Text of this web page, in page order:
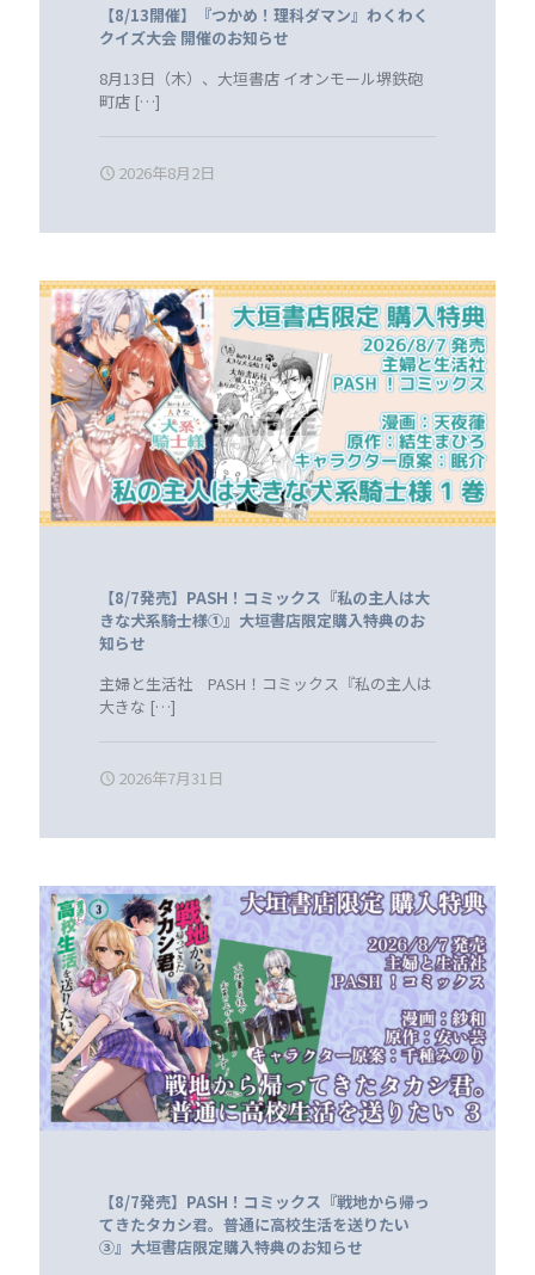
【8/13開催】『つかめ！理科ダマン』わくわく
クイズ大会 開催のお知らせ
8月13日（木）、大垣書店 イオンモール堺鉄砲
町店 […]
2026年8月2日
【8/7発売】PASH！コミックス『私の主人は大
きな犬系騎士様①』大垣書店限定購入特典のお
知らせ
主婦と生活社 PASH！コミックス『私の主人は
大きな […]
2026年7月31日
【8/7発売】PASH！コミックス『戦地から帰っ
てきたタカシ君。普通に高校生活を送りたい
③』大垣書店限定購入特典のお知らせ